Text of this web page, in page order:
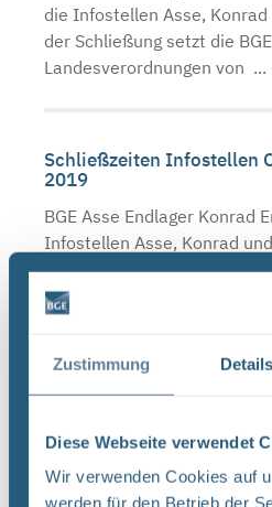
Zustimmung Details
Diese Webseite verwendet
Wir verwenden Cookies auf
werden für den Betrieb der
die Infostellen Asse,
der Schließung setzt die
Landesverordnungen von ...
Schließzeiten Infostellen
2019
BGE Asse Endlager Konrad
Infostellen Asse, Konrad
am Mittwoch, den 23.
einer internen
am Donnerstag, ...
BGE Endlager Konrad
Endlagersuche Asse